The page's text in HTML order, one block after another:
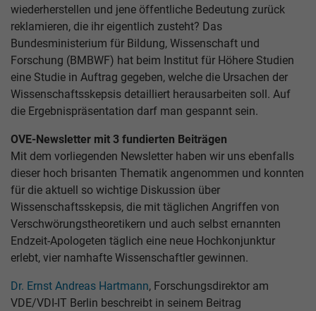
wiederherstellen und jene öffentliche Bedeutung zurück
reklamieren, die ihr eigentlich zusteht? Das
Bundesministerium für Bildung, Wissenschaft und
Forschung (BMBWF) hat beim Institut für Höhere Studien
eine Studie in Auftrag gegeben, welche die Ursachen der
Wissenschaftsskepsis detailliert herausarbeiten soll. Auf
die Ergebnispräsentation darf man gespannt sein.
OVE-Newsletter mit 3 fundierten Beiträgen
Mit dem vorliegenden Newsletter haben wir uns ebenfalls
dieser hoch brisanten Thematik angenommen und konnten
für die aktuell so wichtige Diskussion über
Wissenschaftsskepsis, die mit täglichen Angriffen von
Verschwörungstheoretikern und auch selbst ernannten
Endzeit-Apologeten täglich eine neue Hochkonjunktur
erlebt, vier namhafte Wissenschaftler gewinnen.
Dr. Ernst Andreas Hartmann, Forschungsdirektor am
VDE/VDI-IT Berlin beschreibt in seinem Beitrag